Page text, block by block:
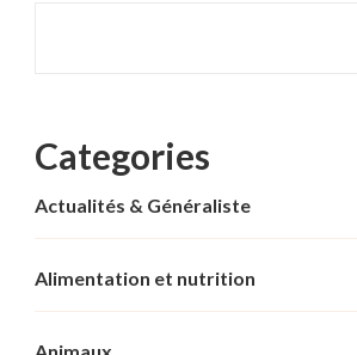
Categories
Actualités & Généraliste
Alimentation et nutrition
Animaux